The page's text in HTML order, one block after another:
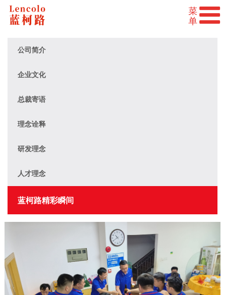
公司简介
企业文化
总裁寄语
理念诠释
研发理念
人才理念
蓝柯路精彩瞬间